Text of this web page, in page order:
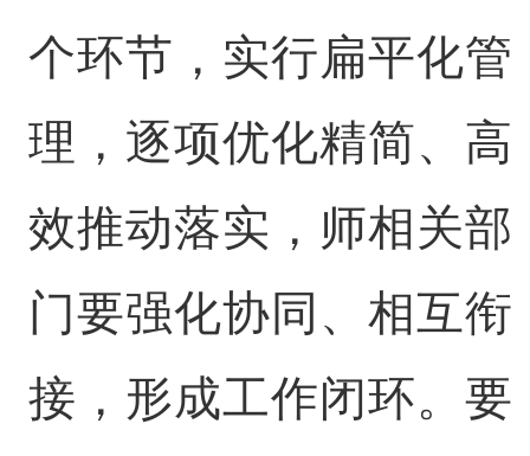
个环节，实行扁平化管
理，逐项优化精简、高
效推动落实，师相关部
门要强化协同、相互衔
接，形成工作闭环。要